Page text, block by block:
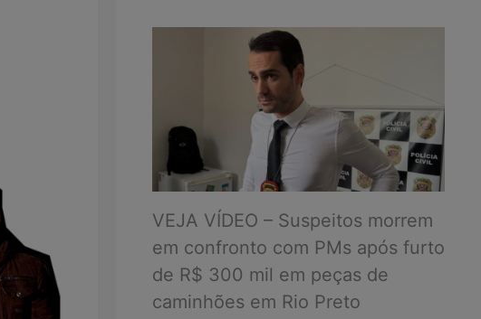
VEJA VÍDEO – Suspeitos morrem
em confronto com PMs após furto
de R$ 300 mil em peças de
caminhões em Rio Preto